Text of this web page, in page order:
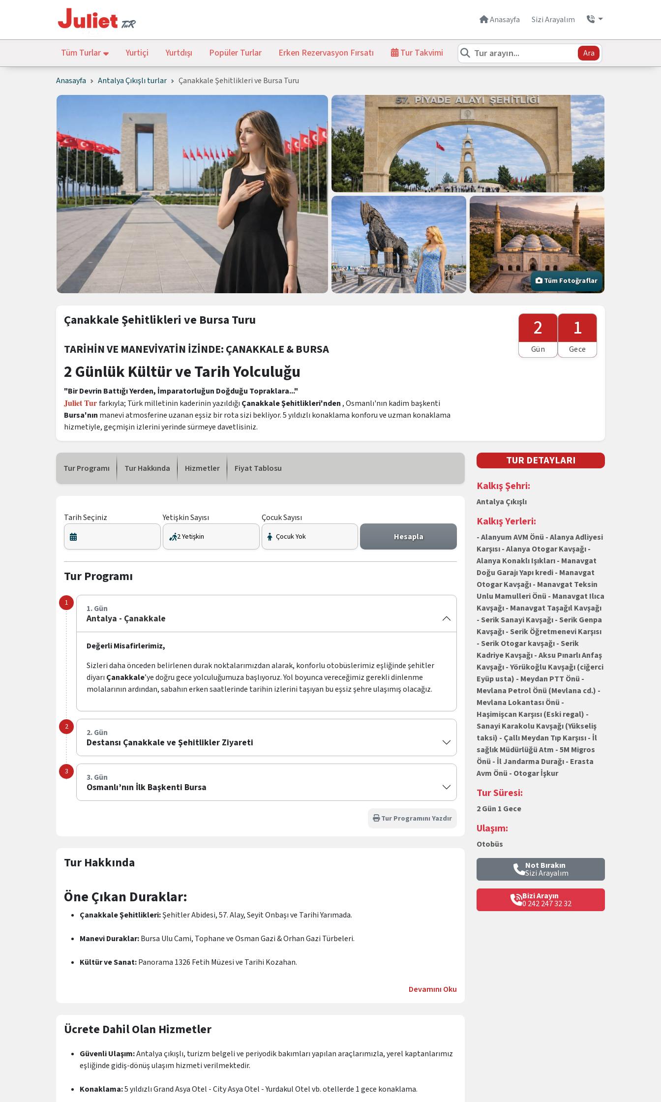
Anasayfa Sizi Arayalım
Tüm Turlar Yurtiçi Yurtdışı Popüler Turlar Erken Rezervasyon Fırsatı Tur Takvimi Ara
Anasayfa Antalya Çıkışlı turlar Çanakkale Şehitlikleri ve Bursa Turu
Tüm Fotoğraflar
Çanakkale Şehitlikleri ve Bursa Turu
TARİHİN VE MANEVİYATİN İZİNDE: ÇANAKKALE & BURSA
2 Günlük Kültür ve Tarih Yolculuğu
"Bir Devrin Battığı Yerden, İmparatorluğun Doğduğu Topraklara..."
Juliet Turfarkıyla; Türk milletinin kaderinin yazıldığı Çanakkale Şehitlikleri'nden , Osmanlı'nın kadim başkenti
Bursa'nın manevi atmosferine uzanan eşsiz bir rota sizi bekliyor. 5 yıldızlı konaklama konforu ve uzman konaklama
hizmetiyle, geçmişin izlerini yerinde sürmeye davetlisiniz.
2
Gün
1
Gece
Tur Programı Tur Hakkında Hizmetler Fiyat Tablosu
Tarih Seçiniz Yetişkin Sayısı
Çocuk Sayısı
Hesapla
Tur Programı
1. Gün
Antalya - Çanakkale
Değerli Misafirlerimiz,
Sizleri daha önceden belirlenen durak noktalarımızdan alarak, konforlu otobüslerimiz eşliğinde şehitler
diyarı Çanakkale’ye doğru gece yolculuğumuza başlıyoruz. Yol boyunca vereceğimiz gerekli dinlenme
molalarının ardından, sabahın erken saatlerinde tarihin izlerini taşıyan bu eşsiz şehre ulaşımış olacağız.
2. Gün
Destansı Çanakkale ve Şehitlikler Ziyareti
3. Gün
Osmanlı’nın İlk Başkenti Bursa
Tur Programını Yazdır
Tur Hakkında
Öne Çıkan Duraklar:
Çanakkale Şehitlikleri:Şehitler Abidesi, 57. Alay, Seyit Onbaşı ve Tarihi Yarımada.
Manevi Duraklar:Bursa Ulu Cami, Tophane ve Osman Gazi & Orhan Gazi Türbeleri.
Kültür ve Sanat:Panorama 1326 Fetih Müzesi ve Tarihi Kozahan.
bulunan 1 gece konaklama güvencesi.
Öğünler:alınan zengin sabah kahvaltısı ve akşam yemeği dahildir.
Rehberlik: Tarihi iliklerinize kadar hissettirecek profesyonel anlatımlar.
Devamını Oku
Ücrete Dahil Olan Hizmetler
Güvenli Ulaşım:Antalya çıkışlı, turizm belgeli ve periyodik bakımları yapılan araçlarımızla, yerel kaptanlarımız
eşliğinde gidiş-dönüş ulaşım hizmeti verilmektedir.
Konaklama:5 yıldızlı Grand Asya Otel - City Asya Otel - Yurdakul Otel vb. otellerde 1 gece konaklama.
TUR DETAYLARI
Kalkış Şehri:
Antalya Çıkışlı
Kalkış Yerleri:
- Alanyum AVM Önü - Alanya Adliyesi
Karşısı - Alanya Otogar Kavşağı -
Alanya Konaklı Işıkları - Manavgat
Doğu Garajı Yapı kredi - Manavgat
Otogar Kavşağı - Manavgat Teksin
Unlu Mamulleri Önü - Manavgat Ilıca
Kavşağı - Manavgat Taşağıl Kavşağı
- Serik Sanayi Kavşağı - Serik Genpa
Kavşağı - Serik Öğretmenevi Karşısı
- Serik Otogar kavşağı - Serik
Kadriye Kavşağı - Aksu Pınarlı Anfaş
Kavşağı - Yörükoğlu Kavşağı (ciğerci
Eyüp usta) - Meydan PTT Önü -
Mevlana Petrol Önü (Mevlana cd.) -
Mevlana Lokantası Önü -
Haşimişcan Karşısı (Eski regal) -
Sanayi Karakolu Kavşağı (Yükseliş
taksi) - Çallı Meydan Tıp Karşısı - İl
sağlık Müdürlüğü Atm - 5M Migros
Önü - İl Jandarma Durağı - Erasta
Avm Önü - Otogar İşkur
Tur Süresi:
2 Gün 1 Gece
Ulaşım:
Otobüs
Not Bırakın
Sizi Arayalım
Bizi Arayın
0 242 247 32 32